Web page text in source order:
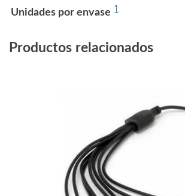
Unidades por envase 1
Productos relacionados